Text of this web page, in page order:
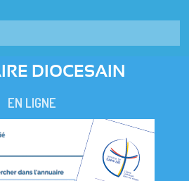
DIOCESAIN
EN LIGNE